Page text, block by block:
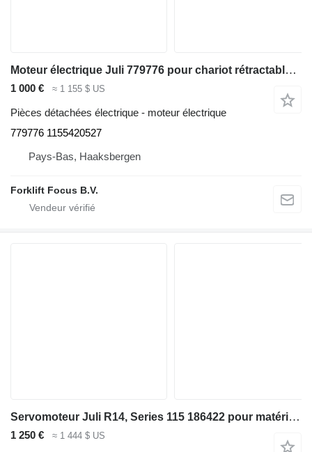
Moteur électrique Juli 779776 pour chariot rétractable Linde R16S-12
1 000 € ≈ 1 155 $ US
Pièces détachées électrique - moteur électrique
779776 1155420527
Pays-Bas, Haaksbergen
Forklift Focus B.V.
Servomoteur Juli R14, Series 115 186422 pour matériel de manutention Linde R14, Series 115
1 250 € ≈ 1 444 $ US